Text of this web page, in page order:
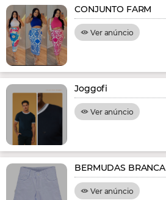
CONJUNTO FARM
Ver anúncio
Joggofi
Ver anúncio
BERMUDAS BRANCA
Ver anúncio